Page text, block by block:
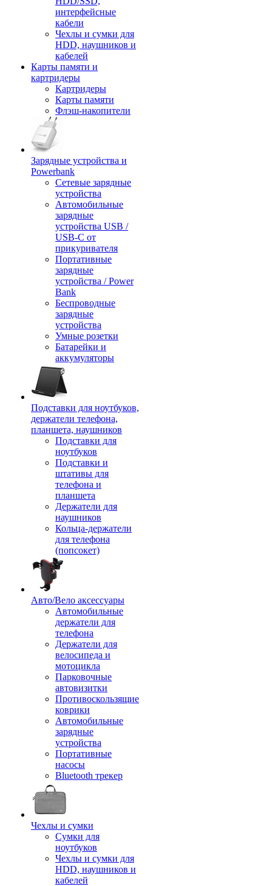
интерфейсные
кабели
Чехлы и сумки для
HDD, наушников и
кабелей
Карты памяти и
картридеры
Картридеры
Карты памяти
Флэш-накопители
Зарядные устройства и
Powerbank
Сетевые зарядные
устройства
Автомобильные
зарядные
устройства USB /
USB-C от
прикуривателя
Портативные
зарядные
устройства / Power
Bank
Беспроводные
зарядные
устройства
Умные розетки
Батарейки и
аккумуляторы
Подставки для ноутбуков,
держатели телефона,
планшета, наушников
Подставки для
ноутбуков
Подставки и
штативы для
телефона и
планшета
Держатели для
наушников
Кольца-держатели
для телефона
(попсокет)
Авто/Вело аксессуары
Автомобильные
держатели для
телефона
Держатели для
велосипеда и
мотоцикла
Парковочные
автовизитки
Противоскользящие
коврики
Автомобильные
зарядные
устройства
Портативные
насосы
Bluetooth трекер
Чехлы и сумки
Сумки для
ноутбуков
Чехлы и сумки для
HDD, наушников и
кабелей